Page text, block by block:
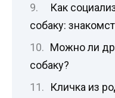
Как
собаку:
Можно ли
собаку?
Кличка из